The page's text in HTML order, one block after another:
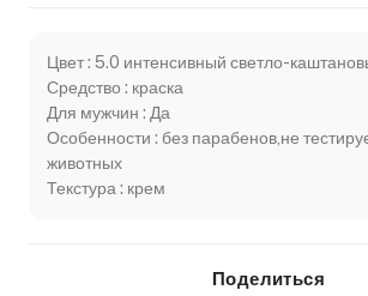
Цвет : 5.0 интенсивный светло-
Средство : краска
Для мужчин : Да
Особенности : без парабенов,не
животных
Текстура : крем
Поделиться